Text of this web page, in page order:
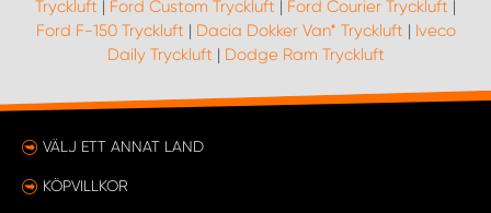
Tryckluft | Ford Custom Tryckluft | Ford Courier Tryckluft |
Ford F-150 Tryckluft | Dacia Dokker Van* Tryckluft | Iveco
Daily Tryckluft | Dodge Ram Tryckluft
VÄLJ ETT ANNAT LAND
KÖPVILLKOR